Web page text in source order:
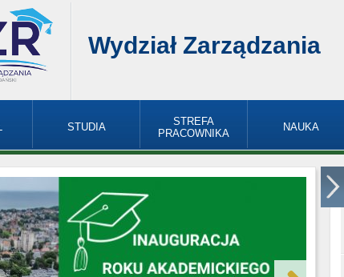
Wydział Zarządzania
STUDIA
STREFA
PRACOWNIKA
NAUKA